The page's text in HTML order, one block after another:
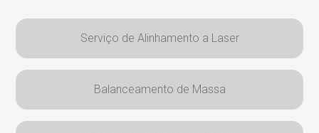
Serviço de Alinhamento a Laser
Balanceamento de Massa